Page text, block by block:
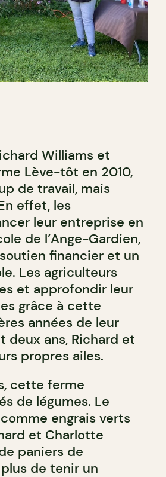
Williams et
Lève-tôt en 2010,
de travail, mais
effet, les
leur entreprise en
de l’Ange-Gardien,
financier et un
Les agriculteurs
et approfondir leur
grâce à cette
années de leur
deux ans, Richard et
propres ailes.
cette ferme
de légumes. Le
engrais verts
et Charlotte
paniers de
de tenir un